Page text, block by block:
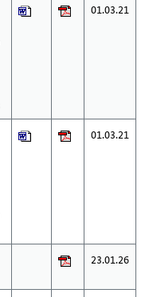
01.03.21
01.03.21
23.01.26